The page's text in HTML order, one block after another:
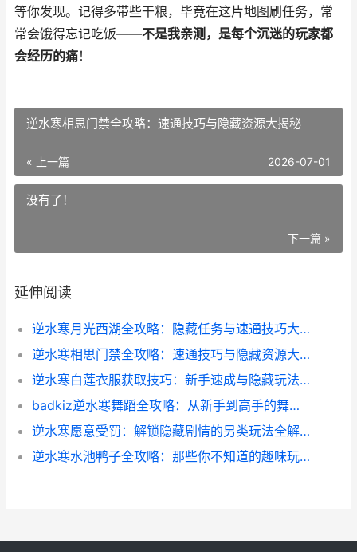
等你发现。记得多带些干粮，毕竟在这片地图刷任务，常
常会饿得忘记吃饭——不是我亲测，是每个沉迷的玩家都
会经历的痛！
逆水寒相思门禁全攻略：速通技巧与隐藏资源大揭秘
« 上一篇 2026-07-01
没有了！
下一篇 »
延伸阅读
逆水寒月光西湖全攻略：隐藏任务与速通技巧大揭秘
逆水寒相思门禁全攻略：速通技巧与隐藏资源大揭秘
逆水寒白莲衣服获取技巧：新手速成与隐藏玩法全解析
badkiz逆水寒舞蹈全攻略：从新手到高手的舞蹈技巧分享
逆水寒愿意受罚：解锁隐藏剧情的另类玩法全解析
逆水寒水池鸭子全攻略：那些你不知道的趣味玩法和隐藏奖励